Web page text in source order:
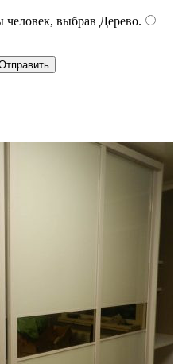
человек, выбрав Дерево.